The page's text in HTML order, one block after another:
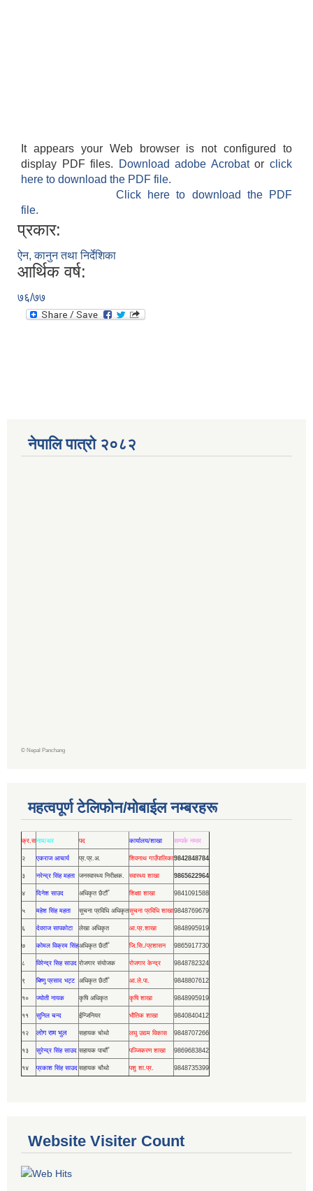
It appears your Web browser is not configured to
display PDF files.
Download adobe Acrobatorclick
here to download the PDF file.
Click here to download the PDF
file.
प्रकार:
ऐन, कानुन तथा निर्देशिका
आर्थिक वर्ष:
७६/७७
नेपालि पात्रो २०८२
© Nepal Panchang
महत्वपूर्ण टेलिफोन/मोबाईल नम्बरहरू
क्र.सनाम/थर पद कार्यालय/शाखा सम्पर्क नम्वर
२ एकराज आचार्य प्र.प्र.अ. शिवनाथ गाउँपालिका9842848784
३ नरेन्द्र सिंह महता जनस्वास्थ्य निरीक्षक. स्वास्थ्य शाखा 9865622964
४ दिनेश साउद अधिकृत छैटौँ शिक्षाा शाखा 9841091588
५ महेश सिंह महता सूचना प्रविधि अधिकृतसूचना प्रविधि शाखा9848769679
६ देवराज सापकोटा लेखा अधिकृत आ.प्र.शाखा 9848995919
७ कोमल विक्रम सिंहअधिकृत छैठौँ जि.सि./प्रशासन 9865917730
८ विरेन्द्र सिह साउद रोजगार संयोजक रोजगार केन्द्र 9848782324
९ बिष्णु प्रसाद भट्ट अधिकृत छैठौँ आ.ले.पा. 9848807612
१० ज्योती नायक कृषि अधिकृत कृषि शाखा 9848995919
११ सुनिल चन्द ईन्जिनियर भौतिक शाखा 9840840412
१२ लोग राम भुल सहायक चोथो लघु उद्यम विकास 9848707266
१३ सुरेन्द्र सिंह साउद सहायक पाचौँ पञ्जिकरण शाखा 9869683842
१४ प्रकाश सिंह साउद सहायक चौथो पशु शा.प्र. 9848735399
Website Visiter Count